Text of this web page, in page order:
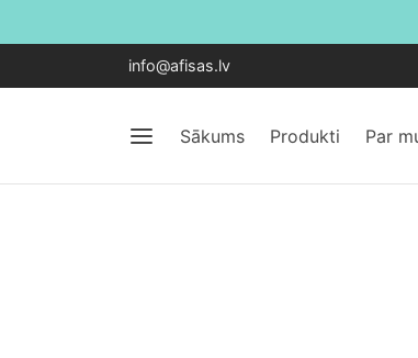
info@afisas.lv
Sākums Produkti Par